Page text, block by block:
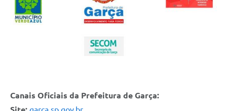
Canais Oficiais da Prefeitura de Garça: